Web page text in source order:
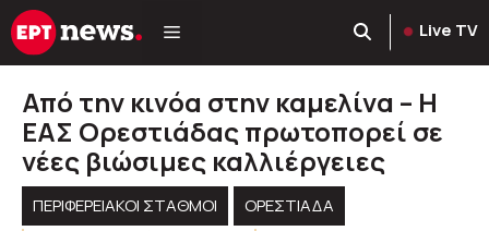
Μετάβαση
σε
Live TV
Από την κινόα στην καμελίνα – Η
ΕΑΣ Ορεστιάδας πρωτοπορεί σε
νέες βιώσιμες καλλιέργειες
ΠΕΡΙΦΕΡΕΙΑΚΟΊ ΣΤΑΘΜΟΊ
ΟΡΕΣΤΙΑΔΑ